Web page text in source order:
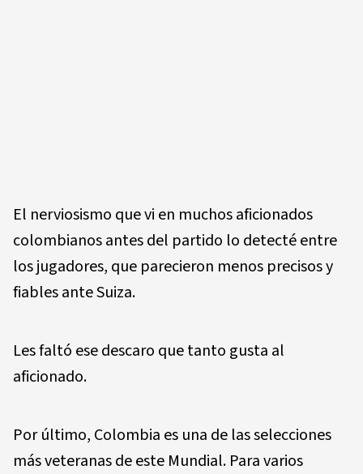
El nerviosismo que vi en muchos aficionados
colombianos antes del partido lo detecté entre
los jugadores, que parecieron menos precisos y
fiables ante Suiza.
Les faltó ese descaro que tanto gusta al
aficionado.
Por último, Colombia es una de las selecciones
más veteranas de este Mundial. Para varios